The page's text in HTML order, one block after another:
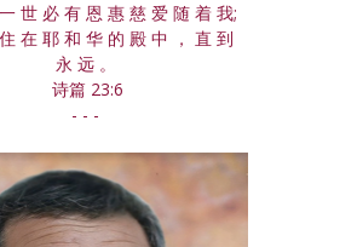
世 必 有 恩 惠 慈 爱 随 着 我;
在 耶 和 华 的 殿 中 ， 直 到
永 远 。
诗篇 23:6
- - -